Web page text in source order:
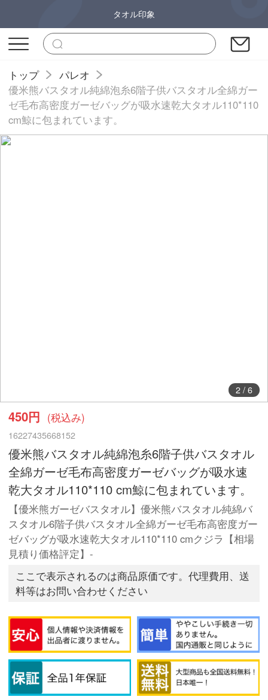
タオル印象
トップ
パレオ
優米熊バスタオル純綿泡糸6階子供バスタオル全綿ガー
ゼ毛布高密度ガーゼバッグが吸水速乾大タオル110*110
cm鯨に包まれています。
2/ 6
450円 (税込み)
16227435668152
優米熊バスタオル純綿泡糸6階子供バスタオル
全綿ガーゼ毛布高密度ガーゼバッグが吸水速
乾大タオル110*110 cm鯨に包まれています。
【優米熊ガーゼバスタオル】優米熊バスタオル純綿バ
スタオル6階子供バスタオル全綿ガーゼ毛布高密度ガー
ゼバッグが吸水速乾大タオル110*110 cmクジラ【相場
見積り価格評定】-
ここで表示されるのは商品原価です。代理費用、送
料等はお問い合わせください